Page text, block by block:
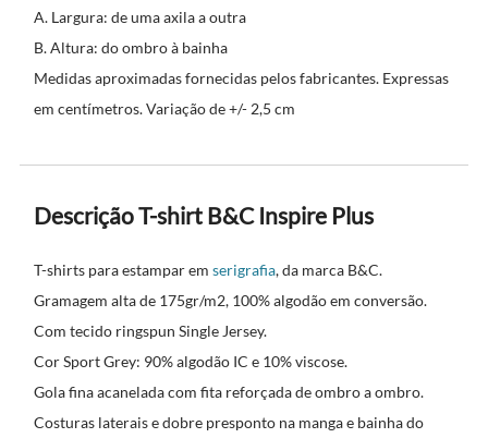
A. Largura: de uma axila a outra
B. Altura: do ombro à bainha
Medidas aproximadas fornecidas pelos fabricantes. Expressas
em centímetros. Variação de +/- 2,5 cm
Descrição T-shirt B&C Inspire Plus
T-shirts para estampar emserigrafia, da marca B&C.
Gramagem alta de 175gr/m2, 100% algodão em conversão.
Com tecido ringspun Single Jersey.
Cor Sport Grey: 90% algodão IC e 10% viscose.
Gola fina acanelada com fita reforçada de ombro a ombro.
Costuras laterais e dobre presponto na manga e bainha do